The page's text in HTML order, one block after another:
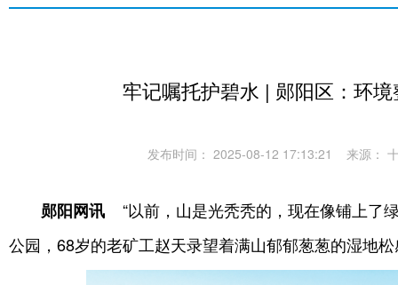
牢记嘱托护碧水 | 郧阳区：环境
发布时间： 2025-08-12 17:13:21 来源：
郧阳网讯 “以前，山是光秃秃的，现在像铺上了
公园，68岁的老矿工赵天录望着满山郁郁葱葱的湿地